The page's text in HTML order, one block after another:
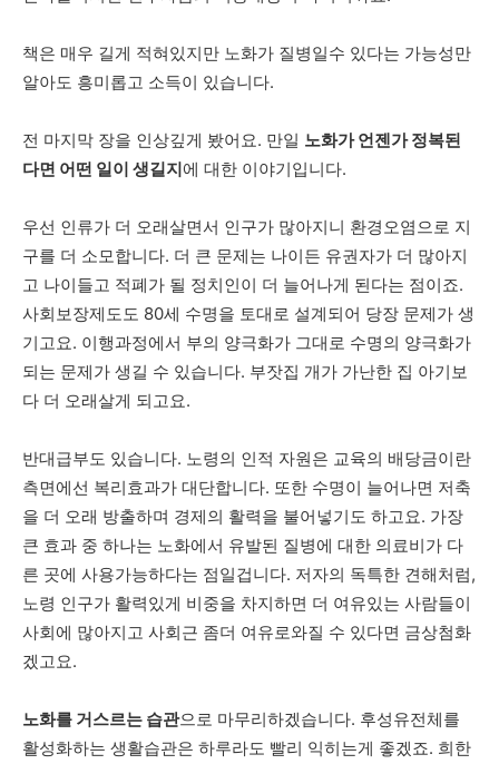
책은 매우 길게 적혀있지만 노화가 질병일수 있다는 가능성만
알아도 흥미롭고 소득이 있습니다.
전 마지막 장을 인상깊게 봤어요. 만일 노화가 언젠가 정복된
다면 어떤 일이 생길지에 대한 이야기입니다.
우선 인류가 더 오래살면서 인구가 많아지니 환경오염으로 지
구를 더 소모합니다. 더 큰 문제는 나이든 유권자가 더 많아지
고 나이들고 적폐가 될 정치인이 더 늘어나게 된다는 점이죠.
사회보장제도도 80세 수명을 토대로 설계되어 당장 문제가 생
기고요. 이행과정에서 부의 양극화가 그대로 수명의 양극화가
되는 문제가 생길 수 있습니다. 부잣집 개가 가난한 집 아기보
다 더 오래살게 되고요.
반대급부도 있습니다. 노령의 인적 자원은 교육의 배당금이란
측면에선 복리효과가 대단합니다. 또한 수명이 늘어나면 저축
을 더 오래 방출하며 경제의 활력을 불어넣기도 하고요. 가장
큰 효과 중 하나는 노화에서 유발된 질병에 대한 의료비가 다
른 곳에 사용가능하다는 점일겁니다. 저자의 독특한 견해처럼,
노령 인구가 활력있게 비중을 차지하면 더 여유있는 사람들이
사회에 많아지고 사회근 좀더 여유로와질 수 있다면 금상첨화
겠고요.
노화를 거스르는 습관으로 마무리하겠습니다. 후성유전체를
활성화하는 생활습관은 하루라도 빨리 익히는게 좋겠죠. 희한